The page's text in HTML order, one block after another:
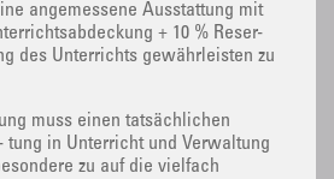
angemessene Ausstattung mit
+ 10 % Reser-
des Unterrichts gewährleisten zu
muss einen tatsächlichen
tung in Unterricht und Verwaltung
zu auf die vielfach